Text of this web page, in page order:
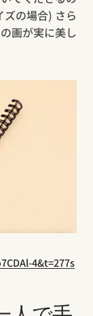
の場合) さら
画が実に美し
4&t=277s